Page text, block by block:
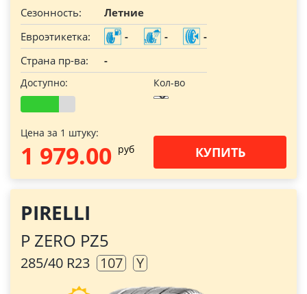
Сезонность:
Летние
Евроэтикетка:
- -
-
Страна пр-ва:
-
Доступно: Кол-во
Цена за 1 штуку:
1 979.00 pуб КУПИТЬ
PIRELLI
P ZERO PZ5
285/40 R23 107 Y